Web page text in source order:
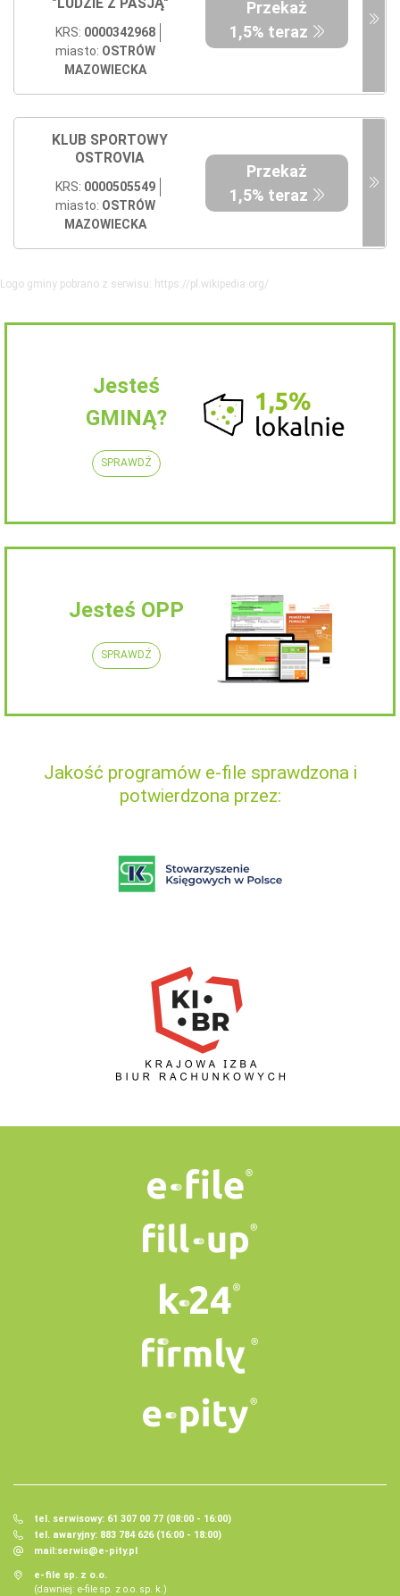
"LUDZIE Z PASJĄ"
KRS: 0000342968
miasto: OSTRÓW
MAZOWIECKA
Przekaż
1,5% teraz
KLUB SPORTOWY
OSTROVIA
KRS: 0000505549
miasto: OSTRÓW
MAZOWIECKA
Przekaż
1,5% teraz
Logo gminy pobrano z serwisu: https://pl.wikipedia.org/
Jesteś
GMINĄ?
SPRAWDŹ
Jesteś OPP
SPRAWDŹ
Jakość programów e-file sprawdzona i
potwierdzona przez:
tel. serwisowy: 61 307 00 77 (08:00 - 16:00)
tel. awaryjny: 883 784 626 (16:00 - 18:00)
mail:serwis@e-pity.pl
e-file sp. z o.o.
(dawniej: e-file sp. z o.o. sp. k.)